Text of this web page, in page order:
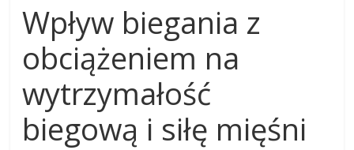
Wpływ biegania z
obciążeniem na
wytrzymałość
biegową i siłę mięśni